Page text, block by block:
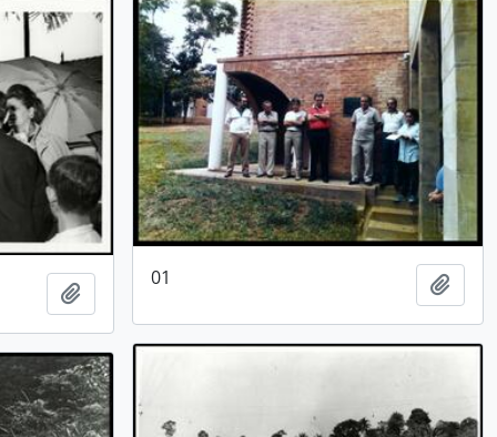
Adicionar a área de transferência
01